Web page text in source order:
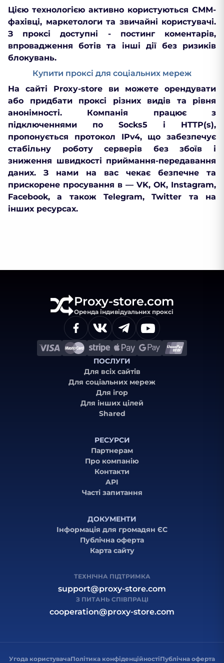
Цією технологією активно користуються СММ-
фахівці, маркетологи та звичайні користувачі.
З проксі доступні - постинг коментарів,
впровадження ботів та інші дії без ризиків
блокувань.
Купити проксі для соціальних мереж
На сайті Proxy-store ви можете орендувати
або придбати проксі різних видів та рівня
анонімності. Компанія працює з
підключеннями по Socks5 і HTTP(s),
пропонується протокол IPv4, що забезпечує
стабільну роботу серверів без збоїв і
зниження швидкості приймання-передавання
даних. З нами на вас чекає безпечне та
прискорене просування в — VK, ОК, Instagram,
Facebook, а також Telegram, Twitter та на
інших ресурсах.
Proxy-store.com
Оренда індивідуальних проксі
ПОСЛУГИ
Для всіх сайтів
Для соціальних мереж
Для ігор
Для інших цілей
Shared
РЕСУРСИ
Партнерам
Про компанію
Контакти
API
Часті запитання
ДОКУМЕНТИ
Інформація для громадян ЄС
Публічна оферта
Карта сайту
ТЕХНІЧНА ПІДТРИМКА
support@proxy-store.com
З ПИТАНЬ СПІВПРАЦІ
cooperation@proxy-store.com
Угода користувачаПолітика конфіденційностіПублічна оферта